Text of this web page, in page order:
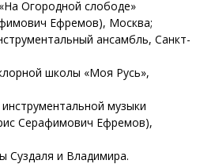
Огородной слободе»
Ефремов), Москва;
ансамбль, Санкт-
школы «Моя Русь»,
музыки
Серафимович Ефремов),
Суздаля и Владимира.